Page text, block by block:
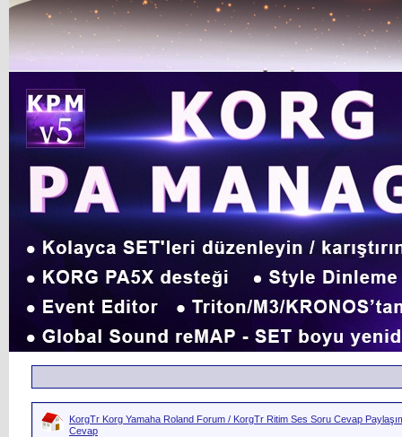
KorgTr Korg Yamaha Roland Forum / KorgTr Ritim Ses Soru Cevap
Cevap